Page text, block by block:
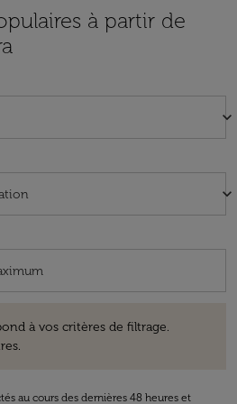
à partir de
keyboard_arrow_down
keyboard_arrow_down
à vos critères de filtrage.
au cours des dernières 48 heures et